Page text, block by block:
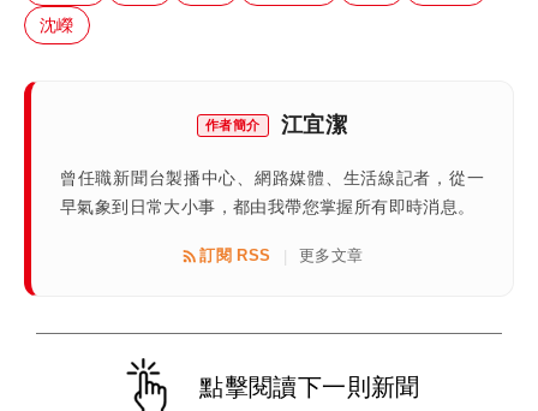
沈嶸
作者簡介 江宜潔
曾任職新聞台製播中心、網路媒體、生活線記者，從一
早氣象到日常大小事，都由我帶您掌握所有即時消息。
訂閱 RSS | 更多文章
點擊閱讀下一則新聞